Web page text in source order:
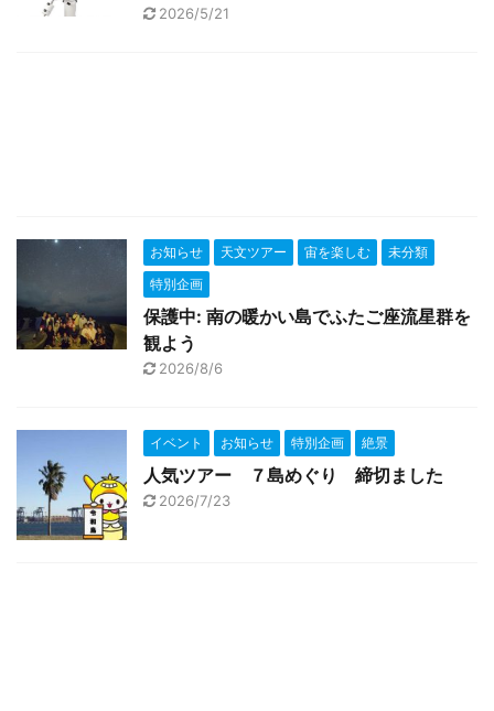
2026/5/21
お知らせ 天文ツアー 宙を楽しむ
未分類
特別企画
保護中: 南の暖かい島でふたご座流星群を
観よう
2026/8/6
イベント お知らせ 特別企画 絶景
人気ツアー ７島めぐり 締切ました
2026/7/23